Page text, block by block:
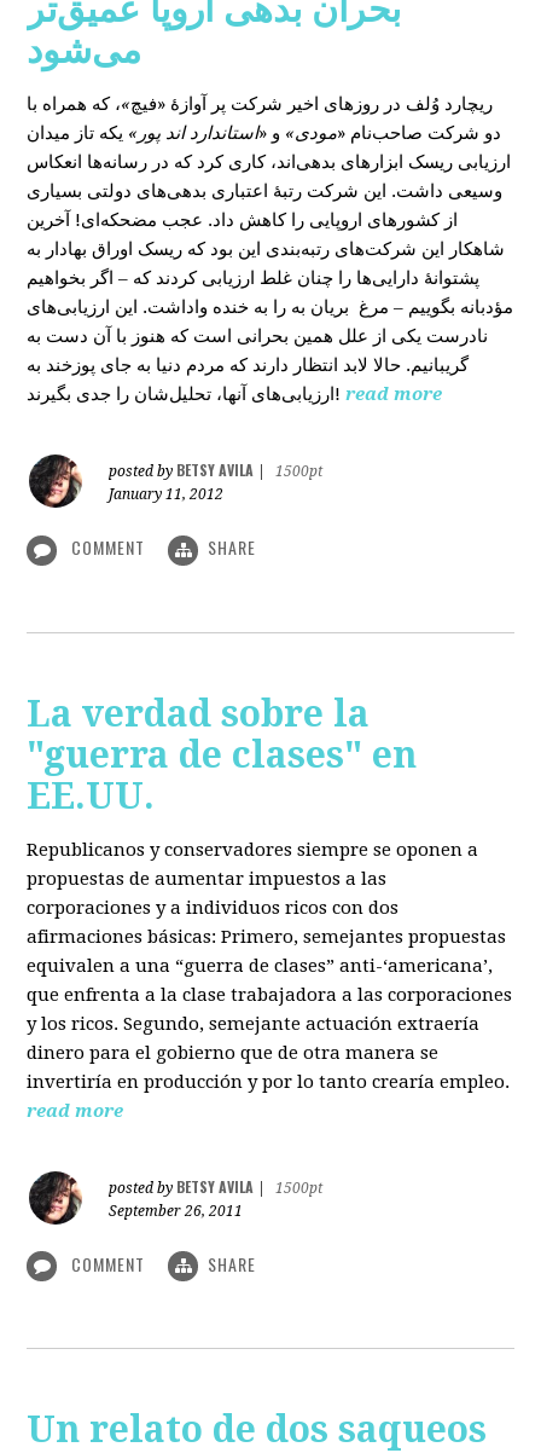
بحران بدهی اروپا عمیق‌تر
می‌شود
ریچارد وُلف در روزهای اخیر شرکت پر آوازۀ «فیچ»، که همراه با
دو شرکت صاحب‌نام «مودی» و «استاندارد اند پور» یکه‌ تاز میدان
ارزیابی ریسک ابزارهای بدهی‌اند، کاری کرد که در رسانه‌ها انعکاس
وسیعی داشت. این شرکت رتبۀ اعتباری بدهی‌های دولتی بسیاری
از کشورهای اروپایی را کاهش داد. عجب مضحکه‌ای! آخرین
شاهکار این شرکت‌های رتبه‌بندی این بود که ریسک‌ اوراق بهادار به
پشتوانۀ دارایی‌‌ها را چنان غلط ارزیابی کردند که – اگر بخواهیم
مؤدبانه بگوییم – مرغ بریان به را به خنده واداشت. این ارزیابی‌های
نادرست یکی از علل همین بحرانی است که هنوز با آن دست به
گریبانیم. حالا لابد انتظار دارند که مردم دنیا به جای پوزخند به
ارزیابی‌های آنها، تحلیل‌‌شان را جدی بگیرند! read more
posted by BETSY AVILA
1500pt
January 11, 2012
COMMENT SHARE
La verdad sobre la
"guerra de clases" en
EE.UU.
Republicanos y conservadores siempre se oponen a
propuestas de aumentar impuestos a las
corporaciones y a individuos ricos con dos
afirmaciones básicas: Primero, semejantes propuestas
equivalen a una “guerra de clases” anti-‘americana’,
que enfrenta a la clase trabajadora a las corporaciones
y los ricos. Segundo, semejante actuación extraería
dinero para el gobierno que de otra manera se
invertiría en producción y por lo tanto crearía empleo.
read more
posted by BETSY AVILA
1500pt
September 26, 2011
COMMENT SHARE
Un relato de dos saqueos